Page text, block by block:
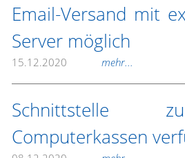
Email-Versand mit
Server möglich
15.12.2020 mehr...
Schnittstelle
Computerkassen